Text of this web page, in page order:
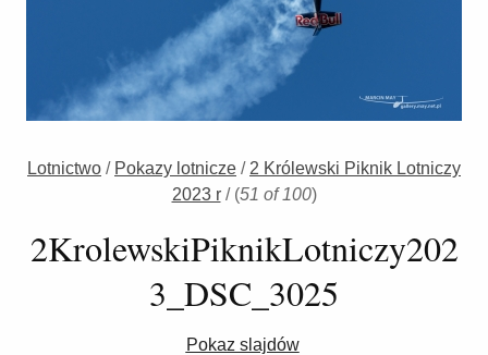
Lotnictwo / Pokazy lotnicze / 2 Królewski Piknik Lotniczy
2023 r/ (51 of 100)
2KrolewskiPiknikLotniczy202
3_DSC_3025
Pokaz slajdów